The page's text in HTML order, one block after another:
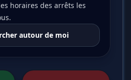
horaires des arrêts les
autour de moi